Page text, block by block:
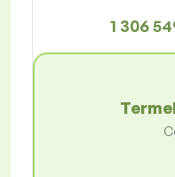
1 306